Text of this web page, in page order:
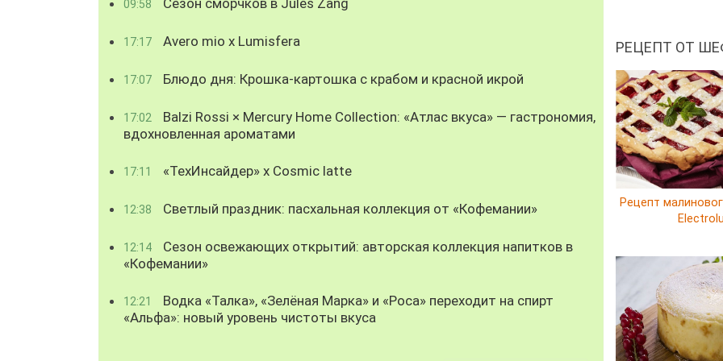
09:58
17:17 Avero mio x Lumisfera
17:07 Блюдо дня: Крошка-картошка с крабом и красной икрой
17:02
Balzi Rossi × Mercury Home Collection: «Атлас вкуса» — гастрономия,
вдохновленная ароматами
17:11 «ТехИнсайдер» х Cosmic latte
12:38 Светлый праздник: пасхальная коллекция от «Кофемании»
12:14
Сезон освежающих открытий: авторская коллекция напитков в
«Кофемании»
12:21
Водка «Талка», «Зелёная Марка» и «Роса» переходит на спирт
«Альфа»: новый уровень чистоты вкуса
РЕЦЕПТ ОТ
Рецепт